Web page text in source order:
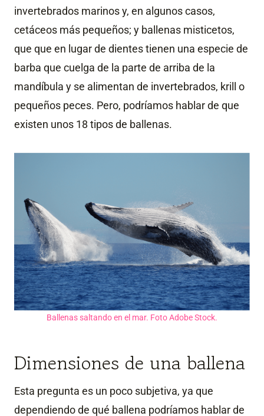
invertebrados marinos y, en algunos casos,
cetáceos más pequeños; y ballenas misticetos,
que que en lugar de dientes tienen una especie de
barba que cuelga de la parte de arriba de la
mandíbula y se alimentan de invertebrados, krill o
pequeños peces. Pero, podríamos hablar de que
existen unos 18 tipos de ballenas.
Ballenas saltando en el mar. Foto Adobe Stock.
Dimensiones de una ballena
Esta pregunta es un poco subjetiva, ya que
dependiendo de qué ballena podríamos hablar de